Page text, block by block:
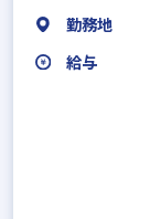
勤務地
給与